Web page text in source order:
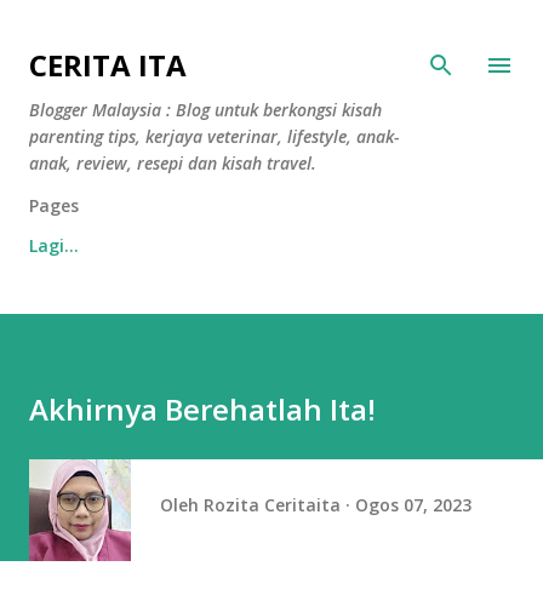
CERITA ITA
Blogger Malaysia : Blog untuk berkongsi kisah
parenting tips, kerjaya veterinar, lifestyle, anak-
anak, review, resepi dan kisah travel.
Pages
Lagi…
Akhirnya Berehatlah Ita!
Oleh Rozita Ceritaita Ogos 07, 2023